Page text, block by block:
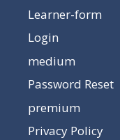
Learner-form
Login
medium
Password Reset
premium
Privacy Policy